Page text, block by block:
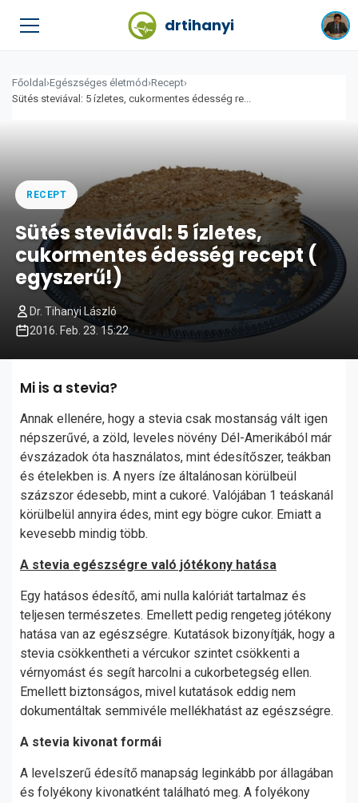
drtihanyi
Főoldal ›Egészséges életmód ›Recept›
Sütés steviával: 5 ízletes, cukormentes édesség re...
RECEPT
Sütés steviával: 5 ízletes,
cukormentes édesség recept (
egyszerű!)
Dr. Tihanyi László
2016. Feb. 23. 15:22
Mi is a stevia?
Annak ellenére, hogy a stevia csak mostanság vált igen
népszerűvé, a zöld, leveles növény Dél-Amerikából már
évszázadok óta használatos, mint édesítőszer, teákban
és ételekben is. A nyers íze általánosan körülbeül
százszor édesebb, mint a cukoré. Valójában 1 teáskanál
körülbelül annyira édes, mint egy bögre cukor. Emiatt a
kevesebb mindig több.
A stevia egészségre való jótékony hatása
Egy hatásos édesítő, ami nulla kalóriát tartalmaz és
teljesen természetes. Emellett pedig rengeteg jótékony
hatása van az egészségre. Kutatások bizonyítják, hogy a
stevia csökkentheti a vércukor szintet csökkenti a
vérnyomást és segít harcolni a cukorbetegség ellen.
Emellett biztonságos, mivel kutatások eddig nem
dokumentáltak semmivéle mellékhatást az egészségre.
A stevia kivonat formái
A levelszerű édesítő manapság leginkább por állagában
és folyékony kivonatként található meg. A folyékony